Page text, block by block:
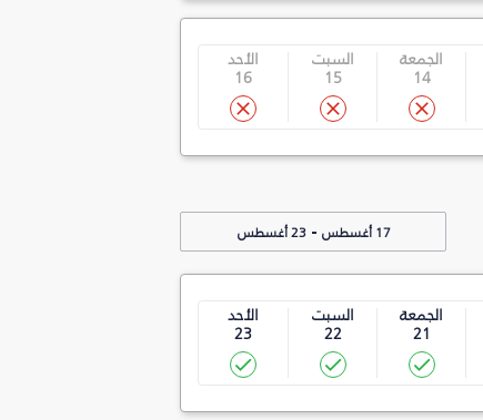
الجمعة
14
السبت
15
الأحد
16
17 أغسطس -23 أغسطس
الجمعة
21
السبت
22
الأحد
23